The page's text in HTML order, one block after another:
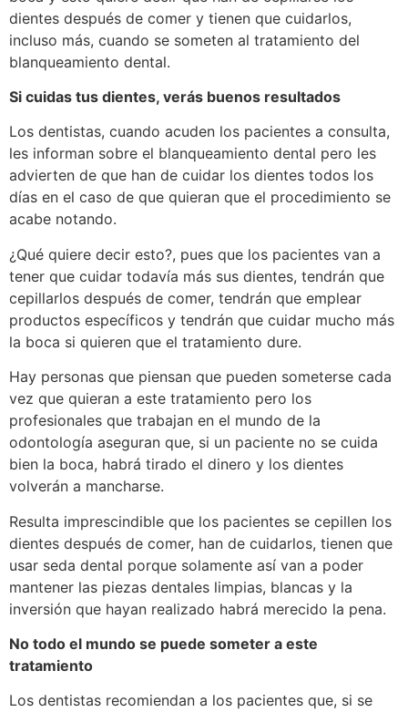
dientes después de comer y tienen que cuidarlos,
incluso más, cuando se someten al tratamiento del
blanqueamiento dental.
Si cuidas tus dientes, verás buenos resultados
Los dentistas, cuando acuden los pacientes a consulta,
les informan sobre el blanqueamiento dental pero les
advierten de que han de cuidar los dientes todos los
días en el caso de que quieran que el procedimiento se
acabe notando.
¿Qué quiere decir esto?, pues que los pacientes van a
tener que cuidar todavía más sus dientes, tendrán que
cepillarlos después de comer, tendrán que emplear
productos específicos y tendrán que cuidar mucho más
la boca si quieren que el tratamiento dure.
Hay personas que piensan que pueden someterse cada
vez que quieran a este tratamiento pero los
profesionales que trabajan en el mundo de la
odontología aseguran que, si un paciente no se cuida
bien la boca, habrá tirado el dinero y los dientes
volverán a mancharse.
Resulta imprescindible que los pacientes se cepillen los
dientes después de comer, han de cuidarlos, tienen que
usar seda dental porque solamente así van a poder
mantener las piezas dentales limpias, blancas y la
inversión que hayan realizado habrá merecido la pena.
No todo el mundo se puede someter a este
tratamiento
Los dentistas recomiendan a los pacientes que, si se